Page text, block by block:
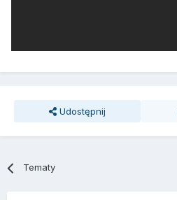
Udostępnij
Tematy